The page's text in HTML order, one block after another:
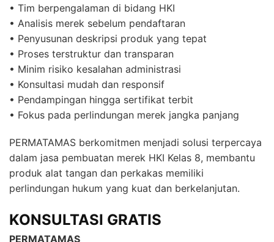
• Tim berpengalaman di bidang HKI
• Analisis merek sebelum pendaftaran
• Penyusunan deskripsi produk yang tepat
• Proses terstruktur dan transparan
• Minim risiko kesalahan administrasi
• Konsultasi mudah dan responsif
• Pendampingan hingga sertifikat terbit
• Fokus pada perlindungan merek jangka panjang
PERMATAMAS berkomitmen menjadi solusi terpercaya
dalam jasa pembuatan merek HKI Kelas 8, membantu
produk alat tangan dan perkakas memiliki
perlindungan hukum yang kuat dan berkelanjutan.
KONSULTASI GRATIS
PERMATAMAS